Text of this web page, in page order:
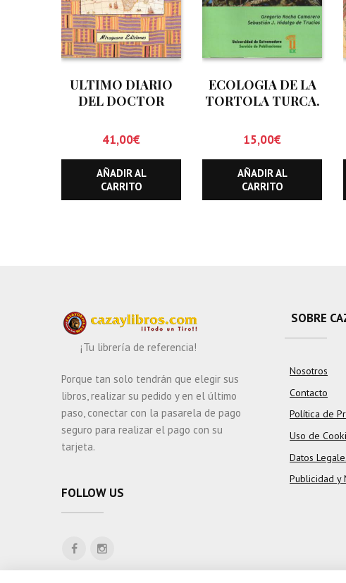
ULTIMO DIARIO
DEL DOCTOR
41,00€
AÑADIR AL
CARRITO
ECOLOGIA DE LA
TORTOLA TURCA.
DECAOCTO
15,00€
AÑADIR AL
CARRITO
¡Tu librería de referencia!
Porque tan solo tendrán que elegir sus
libros, realizar su pedido y en el último
paso, conectar con la pasarela de pago
seguro para realizar el pago con su
tarjeta.
FOLLOW US
SOBRE
Nosotros
Contacto
Política de
Uso de
Datos
Publicidad y